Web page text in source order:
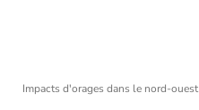
Impacts d'orages dans le nord-ouest